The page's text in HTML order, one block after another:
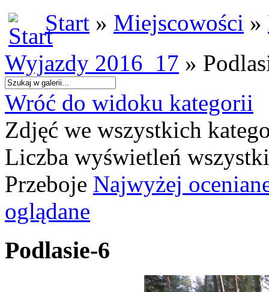
Start » Miejscowości »
Wyjazdy 2016_17 »
Wróć do widoku kategorii
Zdjęć we wszystkich
Liczba wyświetleń
Przeboje Najwyżej
oglądane
Podlasie-6